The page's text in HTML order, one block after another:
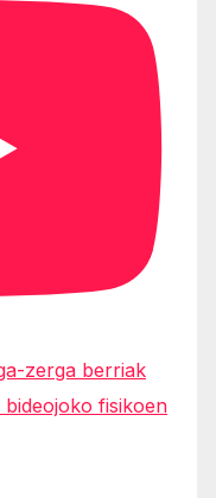
zerga berriak
fisikoen